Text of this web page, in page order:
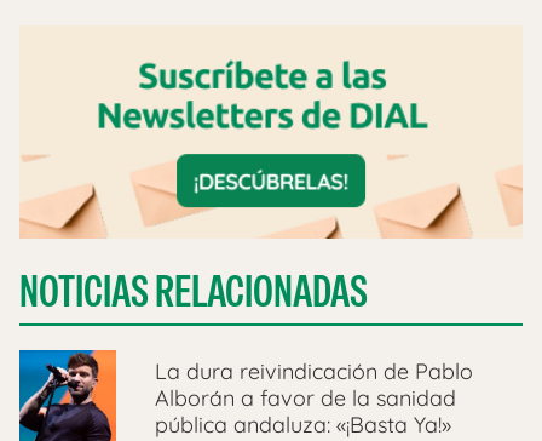
NOTICIAS RELACIONADAS
La dura reivindicación de Pablo
Alborán a favor de la sanidad
pública andaluza: «¡Basta Ya!»